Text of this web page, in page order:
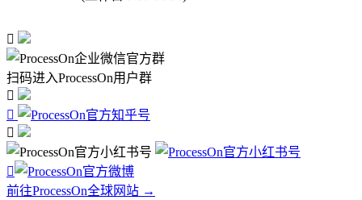

扫码进入ProcessOn用户群




前往ProcessOn全球网站 →